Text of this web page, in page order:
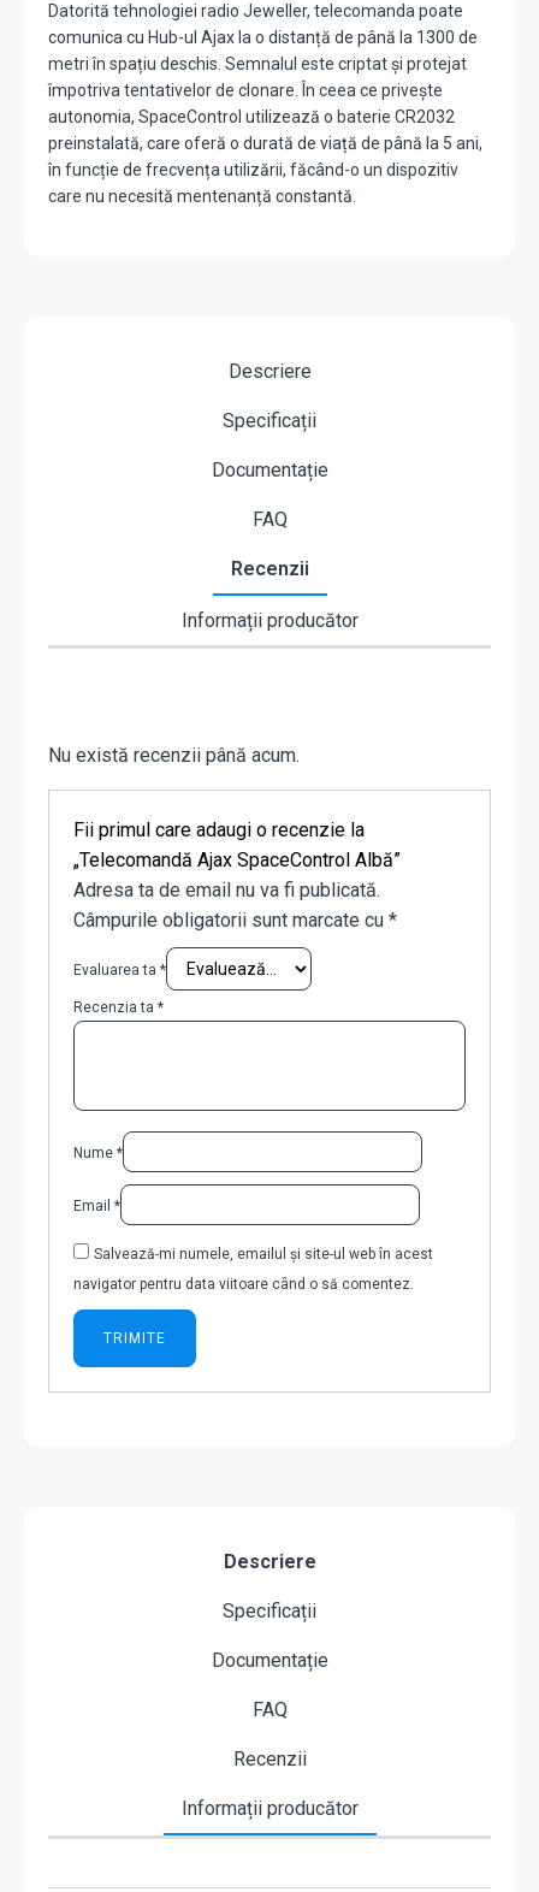
Datorită tehnologiei radio Jeweller, telecomanda poate
comunica cu Hub-ul Ajax la o distanță de până la 1300 de
metri în spațiu deschis. Semnalul este criptat și protejat
împotriva tentativelor de clonare. În ceea ce privește
autonomia, SpaceControl utilizează o baterie CR2032
preinstalată, care oferă o durată de viață de până la 5 ani,
în funcție de frecvența utilizării, făcând-o un dispozitiv
care nu necesită mentenanță constantă.
Descriere
Specificații
Documentație
FAQ
Recenzii
Informații producător
Nu există recenzii până acum.
Fii primul care adaugi o recenzie la
„Telecomandă Ajax SpaceControl Albă”
Adresa ta de email nu va fi publicată.
Câmpurile obligatorii sunt marcate cu *
Evaluarea ta *
Recenzia ta *
Nume *
Email *
Salvează-mi numele, emailul și site-ul web în acest
navigator pentru data viitoare când o să comentez.
Descriere
Specificații
Documentație
FAQ
Recenzii
Informații producător